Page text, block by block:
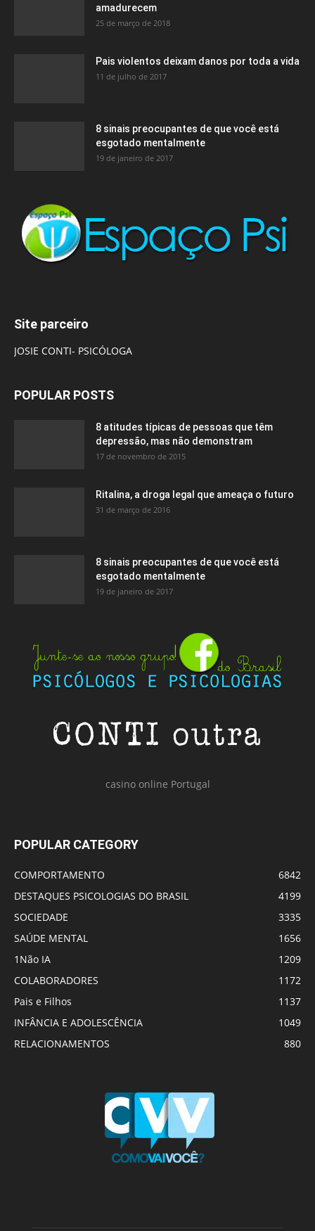
amadurecem
25 de março de 2018
Pais violentos deixam danos por toda a vida
11 de julho de 2017
8 sinais preocupantes de que você está
esgotado mentalmente
19 de janeiro de 2017
Site parceiro
JOSIE CONTI- PSICÓLOGA
POPULAR POSTS
8 atitudes típicas de pessoas que têm
depressão, mas não demonstram
17 de novembro de 2015
Ritalina, a droga legal que ameaça o futuro
31 de março de 2016
8 sinais preocupantes de que você está
esgotado mentalmente
19 de janeiro de 2017
casino online Portugal
POPULAR CATEGORY
COMPORTAMENTO
6842
DESTAQUES PSICOLOGIAS DO BRASIL
4199
SOCIEDADE
3335
SAÚDE MENTAL
1656
1Não IA
1209
COLABORADORES
1172
Pais e Filhos
1137
INFÂNCIA E ADOLESCÊNCIA
1049
RELACIONAMENTOS
880